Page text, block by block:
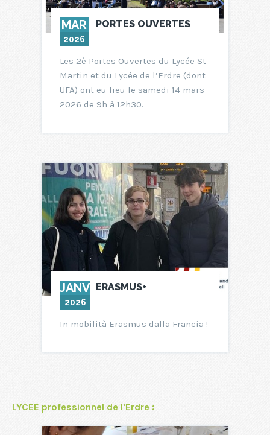
MAR
2026
PORTES OUVERTES
Les 2è Portes Ouvertes du Lycée St
Martin et du Lycée de l’Erdre (dont
UFA) ont eu lieu le samedi 14 mars
2026 de 9h à 12h30.
JANV
2026
ERASMUS+
In mobilità Erasmus dalla Francia !
LYCEE professionnel de l'Erdre :